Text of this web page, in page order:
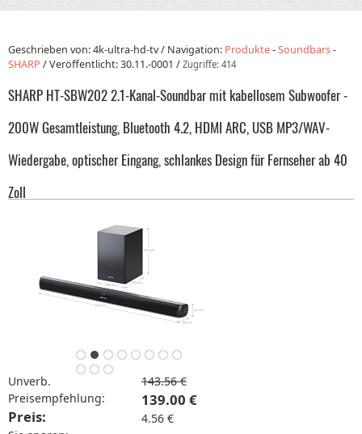
Geschrieben von: 4k-ultra-hd-tv / Navigation: Produkte-Soundbars-
SHARP /Veröffentlicht:30.11.-0001 / Zugriffe: 414
SHARP HT-SBW202 2.1-Kanal-Soundbar mit kabellosem Subwoofer -
200W Gesamtleistung, Bluetooth 4.2, HDMI ARC, USB MP3/WAV-
Wiedergabe, optischer Eingang, schlankes Design für Fernseher ab 40
Zoll
Unverb.
Preisempfehlung:
143.56 €
Preis:
139.00 €
4.56 €